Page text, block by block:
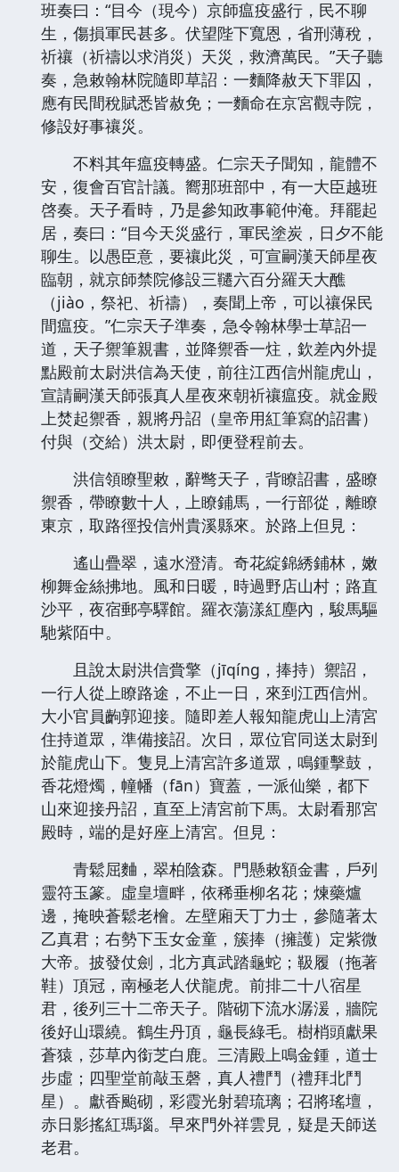
班奏曰：“目今（現今）京師瘟疫盛行，民不聊
生，傷損軍民甚多。伏望陛下寬恩，省刑薄稅，
祈禳（祈禱以求消災）天災，救濟萬民。”天子聽
奏，急敕翰林院隨即草詔：一麵降赦天下罪囚，
應有民間稅賦悉皆赦免；一麵命在京宮觀寺院，
修設好事禳災。
不料其年瘟疫轉盛。仁宗天子聞知，龍體不
安，復會百官計議。嚮那班部中，有一大臣越班
啓奏。天子看時，乃是參知政事範仲淹。拜罷起
居，奏曰：“目今天災盛行，軍民塗炭，日夕不能
聊生。以愚臣意，要禳此災，可宣嗣漢天師星夜
臨朝，就京師禁院修設三韆六百分羅天大醮
（jiào，祭祀、祈禱），奏聞上帝，可以禳保民
間瘟疫。”仁宗天子準奏，急令翰林學士草詔一
道，天子禦筆親書，並降禦香一炷，欽差內外提
點殿前太尉洪信為天使，前往江西信州龍虎山，
宣請嗣漢天師張真人星夜來朝祈禳瘟疫。就金殿
上焚起禦香，親將丹詔（皇帝用紅筆寫的詔書）
付與（交給）洪太尉，即便登程前去。
洪信領瞭聖敕，辭彆天子，背瞭詔書，盛瞭
禦香，帶瞭數十人，上瞭鋪馬，一行部從，離瞭
東京，取路徑投信州貴溪縣來。於路上但見：
遙山疊翠，遠水澄清。奇花綻錦綉鋪林，嫩
柳舞金絲拂地。風和日暖，時過野店山村；路直
沙平，夜宿郵亭驛館。羅衣蕩漾紅塵內，駿馬驅
馳紫陌中。
且說太尉洪信賫擎（jīqíng，捧持）禦詔，
一行人從上瞭路途，不止一日，來到江西信州。
大小官員齣郭迎接。隨即差人報知龍虎山上清宮
住持道眾，準備接詔。次日，眾位官同送太尉到
於龍虎山下。隻見上清宮許多道眾，鳴鍾擊鼓，
香花燈燭，幢幡（fān）寶蓋，一派仙樂，都下
山來迎接丹詔，直至上清宮前下馬。太尉看那宮
殿時，端的是好座上清宮。但見：
青鬆屈麯，翠柏陰森。門懸敕額金書，戶列
靈符玉篆。虛皇壇畔，依稀垂柳名花；煉藥爐
邊，掩映蒼鬆老檜。左壁廂天丁力士，參隨著太
乙真君；右勢下玉女金童，簇捧（擁護）定紫微
大帝。披發仗劍，北方真武踏龜蛇；靸履（拖著
鞋）頂冠，南極老人伏龍虎。前排二十八宿星
君，後列三十二帝天子。階砌下流水潺湲，牆院
後好山環繞。鶴生丹頂，龜長綠毛。樹梢頭獻果
蒼猿，莎草內銜芝白鹿。三清殿上鳴金鍾，道士
步虛；四聖堂前敲玉磬，真人禮鬥（禮拜北鬥
星）。獻香颱砌，彩霞光射碧琉璃；召將瑤壇，
赤日影搖紅瑪瑙。早來門外祥雲見，疑是天師送
老君。